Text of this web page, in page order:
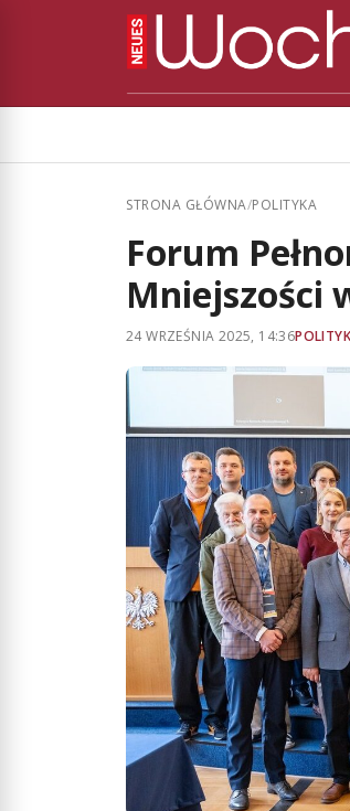
STRONA GŁÓWNA/POLITYKA
Forum
Mniejszości
24 WRZEŚNIA 2025, 14:36